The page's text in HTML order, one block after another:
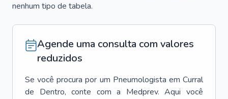
nenhum tipo de tabela.
Agende uma consulta com valores
reduzidos
Se você procura por um Pneumologista em Curral
de Dentro, conte com a Medprev. Aqui você